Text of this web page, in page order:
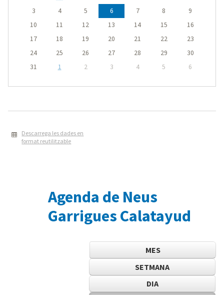
3
4 5 6 7 8
9
10
11 12 13 14 15
16
17
18 19 20 21 22
23
24
25 26 27 28 29
30
31
1 2 3 4 5 6
Descarrega les dades en
format reutilitzable
Agenda de Neus
Garrigues Calatayud
MES
SETMANA
DIA